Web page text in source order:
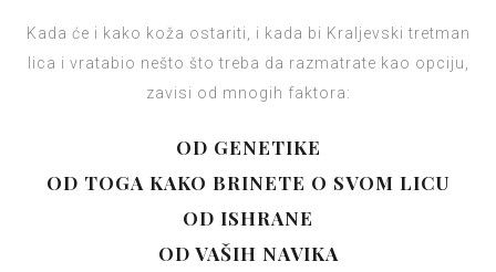
Kada će i kako koža ostariti, i kada bi Kraljevski tretman
lica i vratabio nešto što treba da razmatrate kao opciju,
zavisi od mnogih faktora:
OD GENETIKE
OD TOGA KAKO BRINETE O SVOM LICU
OD ISHRANE
OD VAŠIH NAVIKA